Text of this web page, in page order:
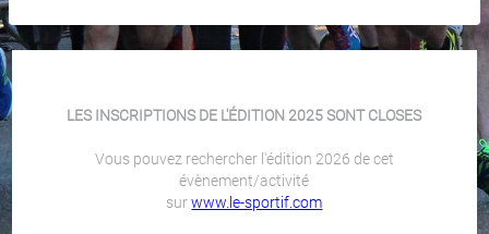
LES INSCRIPTIONS DE L'ÉDITION 2025 SONT CLOSES
Vous pouvez rechercher l'édition 2026 de cet
évènement/activité
surwww.le-sportif.com